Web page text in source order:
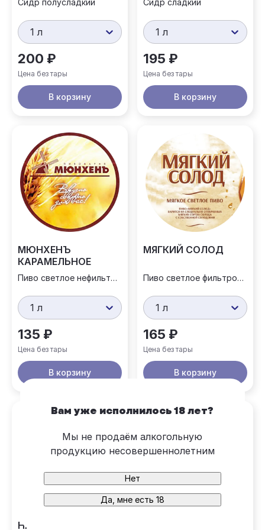
1 л
200 ₽
Цена без тары
В корзину
1 л
195 ₽
Цена без тары
В корзину
МЮНХЕНЪ
КАРАМЕЛЬНОЕ
Пиво светлое нефильтрованное
1 л
135 ₽
Цена без тары
В корзину
МЯГКИЙ СОЛОД
Пиво светлое фильтрованное
1 л
165 ₽
Цена без тары
В корзину
НА ЮГА
Вам уже исполнилось 18 лет?
Мы не продаём алкогольную
продукцию несовершеннолетним
Нет
Да, мне есть 18